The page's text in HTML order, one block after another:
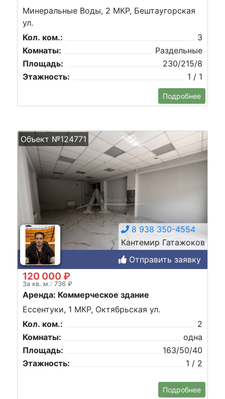
Минеральные Воды, 2 МКР, Бештаугорская
ул.
Кол. ком.:
3
Комнаты:
Раздельные
Площадь:
230/215/8
Этажность:
1 / 1
Подробнее
Объект №124771
8 938 350-4554
Кантемир Гатажоков
Отправить заявку
120 000 ₽
За кв. м.: 736 ₽
Аренда: Коммерческое здание
Ессентуки, 1 МКР, Октябрьская ул.
Кол. ком.:
2
Комнаты:
одна
Площадь:
163/50/40
Этажность:
1 / 2
Подробнее